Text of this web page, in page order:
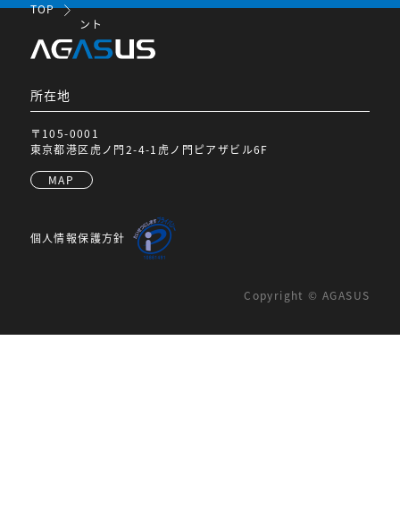
TOP
ント
所在地
〒105-0001
東京都港区虎ノ門2-4-1虎ノ門ピアザビル6F
MAP
個人情報保護方針
Copyright © AGASUS